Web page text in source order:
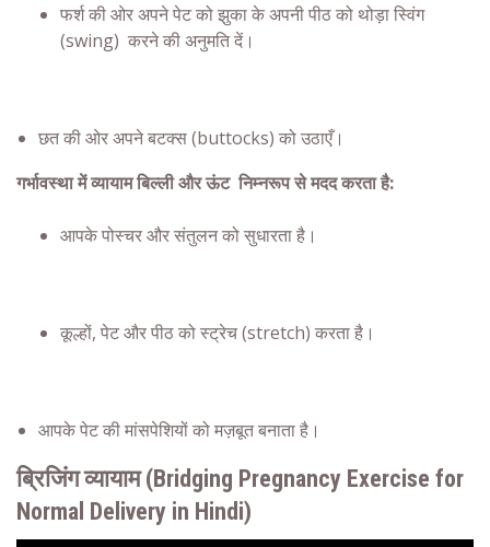
फर्श की ओर अपने पेट को झुका के अपनी पीठ को थोड़ा स्विंग
(swing) करने की अनुमति दें ।
छत की ओर अपने बटक्स (buttocks) को उठाएँ।
गर्भावस्थामें व्यायाम बिल्ली और ऊंट निम्‍नरूप से मदद करता है:
आपके पोस्चर और संतुलन को सुधारता है।
कूल्हों, पेट और पीठ को स्ट्रेच (stretch) करता है।
आपके पेट की मांसपेशियों को मज़बूत बनाता है।
ब्रिजिंग व्यायाम (Bridging Pregnancy Exercise for
Normal Delivery in Hindi)